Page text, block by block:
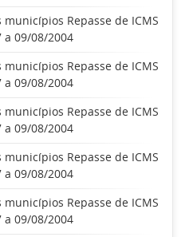
Repasse de ICMS
a 09/08/2004
Repasse de ICMS
a 09/08/2004
Repasse de ICMS
a 09/08/2004
Repasse de ICMS
a 09/08/2004
Repasse de ICMS
a 09/08/2004